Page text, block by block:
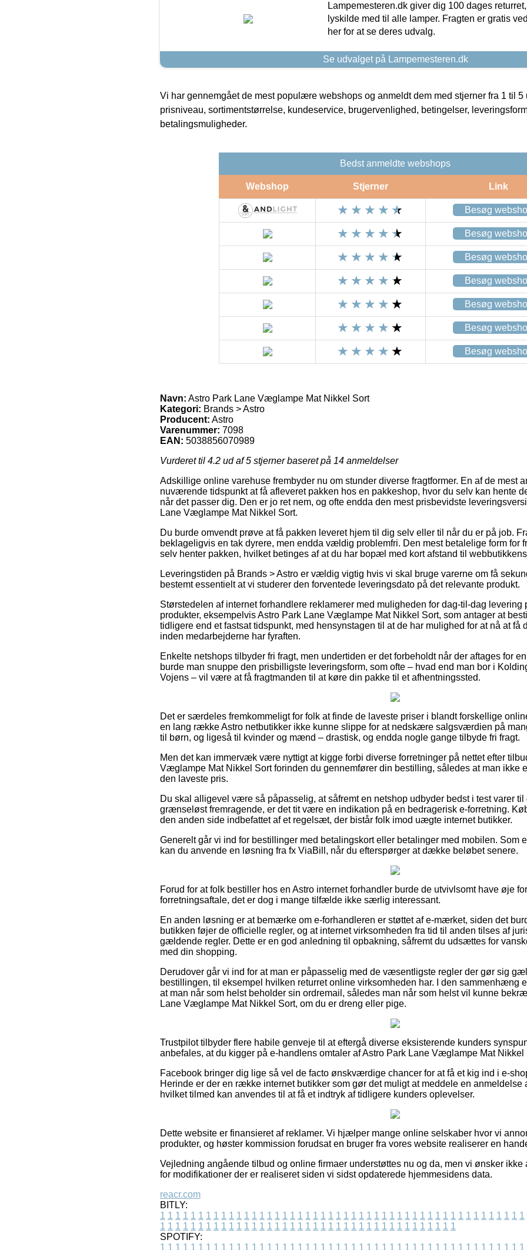
Lampemesteren.dk giver dig 100 dages
lyskilde med til alle lamper. Fragten er gratis
her for at se deres udvalg.
Se udvalget på Lampemesteren.dk
Vi har gennemgået de mest populære webshops og anmeldt dem med stjerner fra 1 til 5
prisniveau, sortimentstørrelse, kundeservice, brugervenlighed, betingelser,
betalingsmuligheder.
Bedst anmeldte webshops
Webshop Stjerner Link
Besøg
Besøg
Besøg
Besøg
Besøg
Besøg
Besøg
Navn: Astro Park Lane Væglampe Mat Nikkel Sort
Kategori: Brands > Astro
Producent: Astro
Varenummer: 7098
EAN: 5038856070989
Vurderet til 4.2 ud af 5 stjerner baseret på 14 anmeldelser
Adskillige online varehuse frembyder nu om stunder diverse fragtformer. En af de mest
nuværende tidspunkt at få afleveret pakken hos en pakkeshop, hvor du selv kan hente
når det passer dig. Den er jo ret nem, og ofte endda den mest prisbevidste
Lane Væglampe Mat Nikkel Sort.
Du burde omvendt prøve at få pakken leveret hjem til dig selv eller til når du er på job.
beklageligvis en tak dyrere, men endda vældig problemfri. Den mest betalelige form for
selv henter pakken, hvilket betinges af at du har bopæl med kort afstand til
Leveringstiden på Brands > Astro er vældig vigtig hvis vi skal bruge varerne om få
bestemt essentielt at vi studerer den forventede leveringsdato på det relevante produkt.
Størstedelen af internet forhandlere reklamerer med muligheden for dag-til-dag levering
produkter, eksempelvis Astro Park Lane Væglampe Mat Nikkel Sort, som antager at
tidligere end et fastsat tidspunkt, med hensynstagen til at de har mulighed for at nå at få
inden medarbejderne har fyraften.
Enkelte netshops tilbyder fri fragt, men undertiden er det forbeholdt når der aftages for
burde man snuppe den prisbilligste leveringsform, som ofte – hvad end man bor i
Vojens – vil være at få fragtmanden til at køre din pakke til et afhentningssted.
Det er særdeles fremkommeligt for folk at finde de laveste priser i blandt forskellige
en lang række Astro netbutikker ikke kunne slippe for at nedskære salgsværdien på
til børn, og ligeså til kvinder og mænd – drastisk, og endda nogle gange tilbyde fri fragt.
Men det kan immervæk være nyttigt at kigge forbi diverse forretninger på nettet efter
Væglampe Mat Nikkel Sort forinden du gennemfører din bestilling, således at man ikke
den laveste pris.
Du skal alligevel være så påpasselig, at såfremt en netshop udbyder bedst i test varer
grænseløst fremragende, er det tit være en indikation på en bedragerisk e-forretning.
den anden side indbefattet af et regelsæt, der bistår folk imod uægte internet butikker.
Generelt går vi ind for bestillinger med betalingskort eller betalinger med mobilen. Som
kan du anvende en løsning fra fx ViaBill, når du efterspørger at dække beløbet senere.
Forud for at folk bestiller hos en Astro internet forhandler burde de utvivlsomt have øje
forretningsaftale, det er dog i mange tilfælde ikke særlig interessant.
En anden løsning er at bemærke om e-forhandleren er støttet af e-mærket, siden det
butikken føjer de officielle regler, og at internet virksomheden fra tid til anden tilses af
gældende regler. Dette er en god anledning til opbakning, såfremt du udsættes for
med din shopping.
Derudover går vi ind for at man er påpasselig med de væsentligste regler der gør sig
bestillingen, til eksempel hvilken returret online virksomheden har. I den sammenhæng
at man når som helst beholder sin ordremail, således man når som helst vil kunne
Lane Væglampe Mat Nikkel Sort, om du er dreng eller pige.
Trustpilot tilbyder flere habile genveje til at eftergå diverse eksisterende kunders
anbefales, at du kigger på e-handlens omtaler af Astro Park Lane Væglampe Mat Nikkel
Facebook bringer dig lige så vel de facto ønskværdige chancer for at få et kig ind i e-
Herinde er der en række internet butikker som gør det muligt at meddele en anmeldelse
hvilket tilmed kan anvendes til at få et indtryk af tidligere kunders oplevelser.
Dette website er finansieret af reklamer. Vi hjælper mange online selskaber hvor vi
produkter, og høster kommission forudsat en bruger fra vores website realiserer en
Vejledning angående tilbud og online firmaer understøttes nu og da, men vi ønsker ikke
for modifikationer der er realiseret siden vi sidst opdaterede hjemmesidens data.
reacr.com
BITLY:
1 1 1 1 1 1 1 1 1 1 1 1 1 1 1 1 1 1 1 1 1 1 1 1 1 1 1 1 1 1 1 1 1 1 1 1 1 1 1 1 1 1 1 1 1 1 1 1
1 1 1 1 1 1 1 1 1 1 1 1 1 1 1 1 1 1 1 1 1 1 1 1 1 1 1 1 1 1 1 1 1 1 1 1 1 1 1
SPOTIFY:
1 1 1 1 1 1 1 1 1 1 1 1 1 1 1 1 1 1 1 1 1 1 1 1 1 1 1 1 1 1 1 1 1 1 1 1 1 1 1 1 1 1 1 1 1 1 1 1